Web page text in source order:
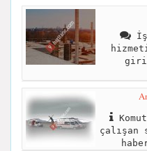
İş
çalışan